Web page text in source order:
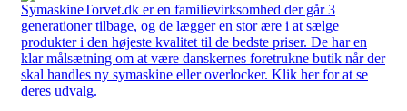
SymaskineTorvet.dk er en familievirksomhed der går 3
generationer tilbage, og de lægger en stor ære i at sælge
produkter i den højeste kvalitet til de bedste priser. De har en
klar målsætning om at være danskernes foretrukne butik når der
skal handles ny symaskine eller overlocker. Klik her for at se
deres udvalg.